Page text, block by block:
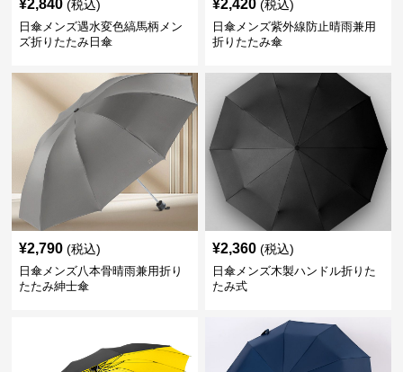
¥2,840 (税込)
日傘メンズ遇水変色縞馬柄メン
ズ折りたたみ日傘
¥2,420 (税込)
日傘メンズ紫外線防止晴雨兼用
折りたたみ傘
¥2,790 (税込)
日傘メンズ八本骨晴雨兼用折り
たたみ紳士傘
¥2,360 (税込)
日傘メンズ木製ハンドル折りた
たみ式